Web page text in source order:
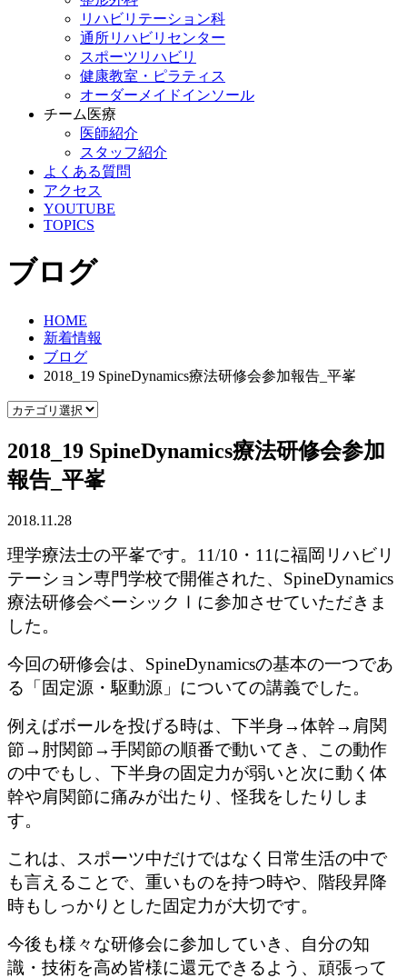
リハビリテーション科
通所リハビリセンター
スポーツリハビリ
健康教室・ピラティス
オーダーメイドインソール
チーム医療
医師紹介
スタッフ紹介
よくある質問
アクセス
YOUTUBE
TOPICS
ブログ
HOME
新着情報
ブログ
2018_19 SpineDynamics療法研修会参加報告_平峯
2018_19 SpineDynamics療法研修会参加
報告_平峯
2018.11.28
理学療法士の平峯です。11/10・11に福岡リハビリ
テーション専門学校で開催された、SpineDynamics
療法研修会ベーシックⅠに参加させていただきま
した。
今回の研修会は、SpineDynamicsの基本の一つであ
る「固定源・駆動源」についての講義でした。
例えばボールを投げる時は、下半身→体幹→肩関
節→肘関節→手関節の順番で動いてき、この動作
の中でもし、下半身の固定力が弱いと次に動く体
幹や肩関節に痛みが出たり、怪我をしたりしま
す。
これは、スポーツ中だけではなく日常生活の中で
も言えることで、重いものを持つ時や、階段昇降
時もしっかりとした固定力が大切です。
今後も様々な研修会に参加していき、自分の知
識・技術を高め皆様に還元できるよう、頑張って